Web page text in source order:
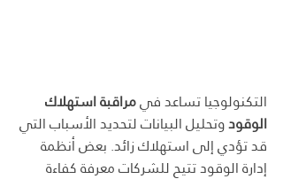
التكنولوجيا تساعد في مراقبة استهلاك
الوقود وتحليل البيانات لتحديد الأسباب التي
قد تؤدي إلى استهلاك زائد. بعض أنظمة
إدارة الوقود تتيح للشركات معرفة كفاءة